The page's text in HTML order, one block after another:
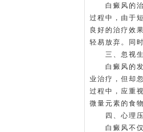
白癜风的治
过程中，由于
良好的治疗效
轻易放弃。同
三、忽视生
白癜风的发
业治疗，但却
过程中，应重
微量元素的食
四、心理压
白癜风不仅